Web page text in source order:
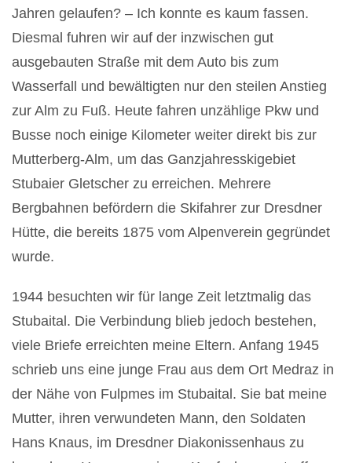
Jahren gelaufen? – Ich konnte es kaum fassen.
Diesmal fuhren wir auf der inzwischen gut
ausgebauten Straße mit dem Auto bis zum
Wasserfall und bewältigten nur den steilen Anstieg
zur Alm zu Fuß. Heute fahren unzählige Pkw und
Busse noch einige Kilometer weiter direkt bis zur
Mutterberg-Alm, um das Ganzjahresskigebiet
Stubaier Gletscher zu erreichen. Mehrere
Bergbahnen befördern die Skifahrer zur Dresdner
Hütte, die bereits 1875 vom Alpenverein gegründet
wurde.
1944 besuchten wir für lange Zeit letztmalig das
Stubaital. Die Verbindung blieb jedoch bestehen,
viele Briefe erreichten meine Eltern. Anfang 1945
schrieb uns eine junge Frau aus dem Ort Medraz in
der Nähe von Fulpmes im Stubaital. Sie bat meine
Mutter, ihren verwundeten Mann, den Soldaten
Hans Knaus, im Dresdner Diakonissenhaus zu